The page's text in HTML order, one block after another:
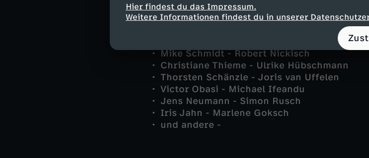
Hier findest du das Impressum.
Weitere Informationen findest du in unserer
Oktay Arslan - Adam Bay
Zafer Arslan - Timur Işık
Mike Schmidt - Robert Nickisch
Christiane Thieme - Ulrike Hübschmann
Thorsten Schänzle - Joris van Uffelen
Victor Obasi - Michael Ifeandu
Jens Neumann - Simon Rusch
Iris Jahn - Marlene Goksch
und andere -